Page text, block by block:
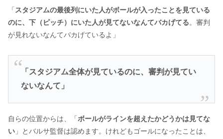
「 スタジアムの最後列にいた人がボールが入ったことを見ている
のに、下（ピッチ）にいた人が見てないなんてバカげてる。審判
が見れないなんてバカげているよ」
「スタジアム全体が見ているのに、審判が見てい
ないなんて」
自らの位置からは、「 ボールがラインを超えたかどうかは見てな
い 」とバルサ監督は認めます。けれどもゴールになったことは、